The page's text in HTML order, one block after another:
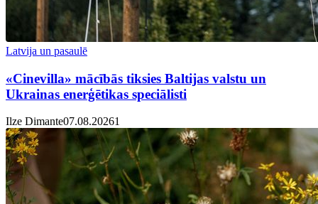
Latvija un pasaulē
«Cinevilla» mācībās tiksies Baltijas valstu un
Ukrainas enerģētikas speciālisti
Ilze Dimante07.08.20261